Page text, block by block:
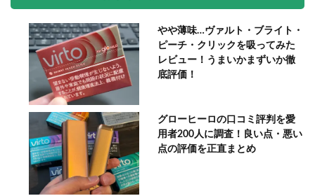
やや薄味…ヴァルト・ブライト・
ピーチ・クリックを吸ってみた
レビュー！うまいかまずいか徹
底評価！
グローヒーロの口コミ評判を愛
用者200人に調査！良い点・悪い
点の評価を正直まとめ